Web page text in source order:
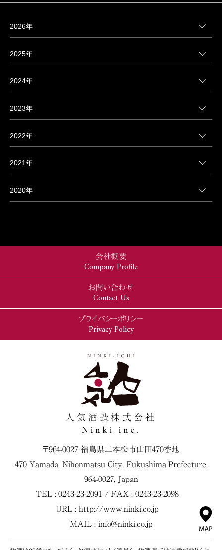
2026年
2025年
2024年
2023年
2022年
2021年
2020年
会社概要
Company Profile
お問い合わせ
Contact Us
プライバシーポリシー
Privacy Policy
人気酒造株式会社
Ninki inc.
〒964-0027 福島県二本松市山田470番地
470 Yamada, Nihonmatsu City, Fukushima Prefecture,
964-0027, Japan
TEL : 0243-23-2091 / FAX : 0243-23-2098
URL : http://www.ninki.co.jp
MAIL : info@ninki.co.jp